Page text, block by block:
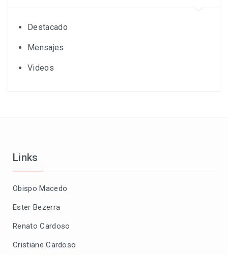
Destacado
Mensajes
Videos
Links
Obispo Macedo
Ester Bezerra
Renato Cardoso
Cristiane Cardoso